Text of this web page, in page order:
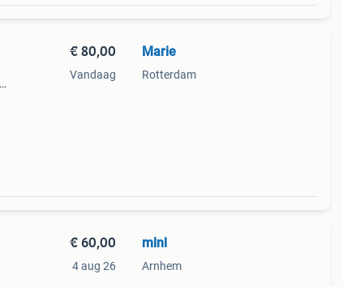
€ 80,00
Vandaag
Marie
Rotterdam
€ 60,00
4 aug 26
mlnl
Arnhem